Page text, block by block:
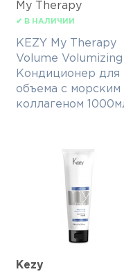
My Therapy
✔ В НАЛИЧИИ
KEZY My Therapy
Volume Volumizing
Кондиционер для
объема с морским
коллагеном
Kezy